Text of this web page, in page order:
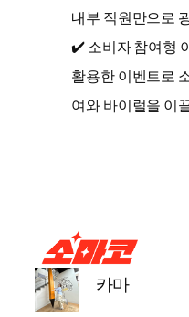
내부 직원만으로
✔️ 소비자 참여형
활용한 이벤트로
여와 바이럴을 이
카마